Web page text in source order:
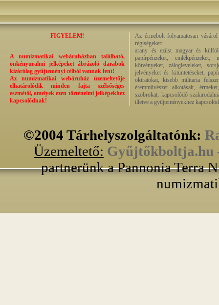
FIGYELEM!
A numizmatikai webáruházban található,
önkényuralmi jelképeket ábrázoló darabok
kizárólag gyűjteményi célból vannak fent!
Az numizmatikai webáruház üzemeltetője
elhatárolódik minden fajta szélsőséges
eszmétől, amelyek ezen történelmi jelképekhez
kapcsolódnak!
Az érmebolt folyamatosan
régiségeket:
arany és ezüst magyar és
papírpénzeket,
kötvényeket, zálogleveleket,
jelvényeket és kitüntetéseket,
okiratokat, kisebb militaria
éremművészet alkotásait,
szobrokat, kapcsolódó
illetve a gyűjteményekhez
©2004 Tárhelyszolgáltatónk:
Üzemeltető: Gyűjtőkboltja.hu
partnerünk a Pannonia Terra